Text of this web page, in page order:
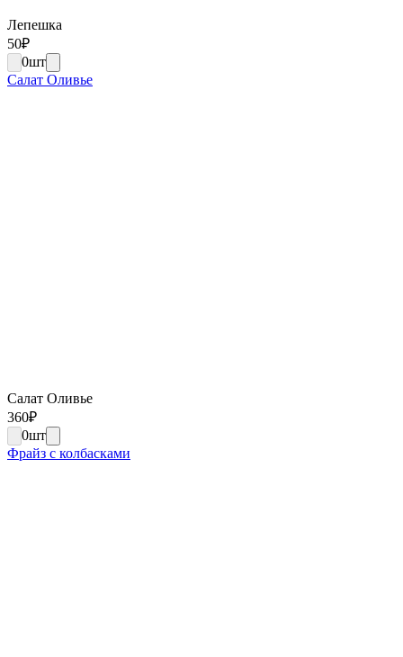
Лепешка
50₽
0шт
Салат Оливье
Салат Оливье
360₽
0шт
Фрайз с колбасками